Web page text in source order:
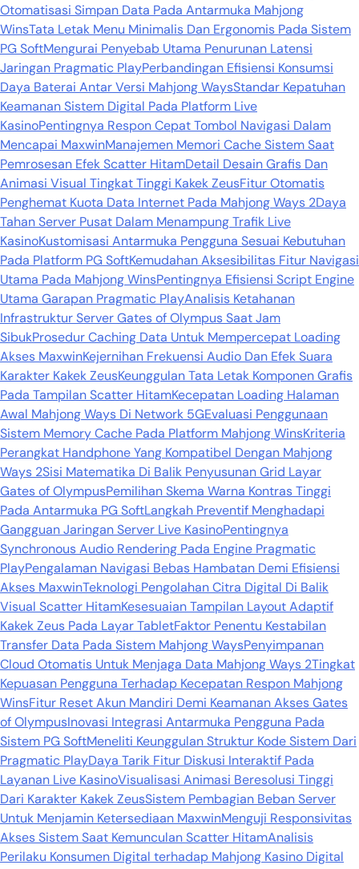
Otomatisasi Simpan Data Pada Antarmuka Mahjong
WinsTata Letak Menu Minimalis Dan Ergonomis Pada Sistem
PG SoftMengurai Penyebab Utama Penurunan Latensi
Jaringan Pragmatic PlayPerbandingan Efisiensi Konsumsi
Daya Baterai Antar Versi Mahjong WaysStandar Kepatuhan
Keamanan Sistem Digital Pada Platform Live
KasinoPentingnya Respon Cepat Tombol Navigasi Dalam
Mencapai MaxwinManajemen Memori Cache Sistem Saat
Pemrosesan Efek Scatter HitamDetail Desain Grafis Dan
Animasi Visual Tingkat Tinggi Kakek ZeusFitur Otomatis
Penghemat Kuota Data Internet Pada Mahjong Ways 2Daya
Tahan Server Pusat Dalam Menampung Trafik Live
KasinoKustomisasi Antarmuka Pengguna Sesuai Kebutuhan
Pada Platform PG SoftKemudahan Aksesibilitas Fitur Navigasi
Utama Pada Mahjong WinsPentingnya Efisiensi Script Engine
Utama Garapan Pragmatic PlayAnalisis Ketahanan
Infrastruktur Server Gates of Olympus Saat Jam
SibukProsedur Caching Data Untuk Mempercepat Loading
Akses MaxwinKejernihan Frekuensi Audio Dan Efek Suara
Karakter Kakek ZeusKeunggulan Tata Letak Komponen Grafis
Pada Tampilan Scatter HitamKecepatan Loading Halaman
Awal Mahjong Ways Di Network 5GEvaluasi Penggunaan
Sistem Memory Cache Pada Platform Mahjong WinsKriteria
Perangkat Handphone Yang Kompatibel Dengan Mahjong
Ways 2Sisi Matematika Di Balik Penyusunan Grid Layar
Gates of OlympusPemilihan Skema Warna Kontras Tinggi
Pada Antarmuka PG SoftLangkah Preventif Menghadapi
Gangguan Jaringan Server Live KasinoPentingnya
Synchronous Audio Rendering Pada Engine Pragmatic
PlayPengalaman Navigasi Bebas Hambatan Demi Efisiensi
Akses MaxwinTeknologi Pengolahan Citra Digital Di Balik
Visual Scatter HitamKesesuaian Tampilan Layout Adaptif
Kakek Zeus Pada Layar TabletFaktor Penentu Kestabilan
Transfer Data Pada Sistem Mahjong WaysPenyimpanan
Cloud Otomatis Untuk Menjaga Data Mahjong Ways 2Tingkat
Kepuasan Pengguna Terhadap Kecepatan Respon Mahjong
WinsFitur Reset Akun Mandiri Demi Keamanan Akses Gates
of OlympusInovasi Integrasi Antarmuka Pengguna Pada
Sistem PG SoftMeneliti Keunggulan Struktur Kode Sistem Dari
Pragmatic PlayDaya Tarik Fitur Diskusi Interaktif Pada
Layanan Live KasinoVisualisasi Animasi Beresolusi Tinggi
Dari Karakter Kakek ZeusSistem Pembagian Beban Server
Untuk Menjamin Ketersediaan MaxwinMenguji Responsivitas
Akses Sistem Saat Kemunculan Scatter HitamAnalisis
Perilaku Konsumen Digital terhadap Mahjong Kasino Digital